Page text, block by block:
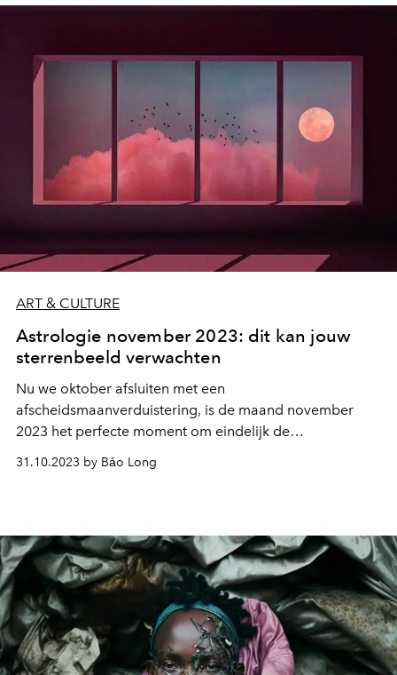
ART & CULTURE
Astrologie november 2023: dit kan jouw
sterrenbeeld verwachten
Nu we oktober afsluiten met een
afscheidsmaanverduistering, is de maand november
2023 het perfecte moment om eindelijk de
veranderingen te maken die je altijd al had gewild.
31.10.2023 by Bảo Long